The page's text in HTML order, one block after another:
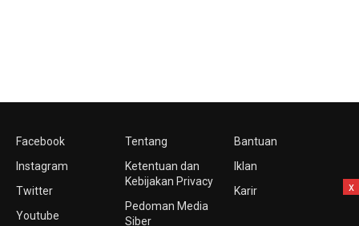
Facebook
Instagram
Twitter
Youtube
Tentang
Ketentuan dan
Kebijakan Privacy
Pedoman Media
Siber
Bantuan
Iklan
Karir
x